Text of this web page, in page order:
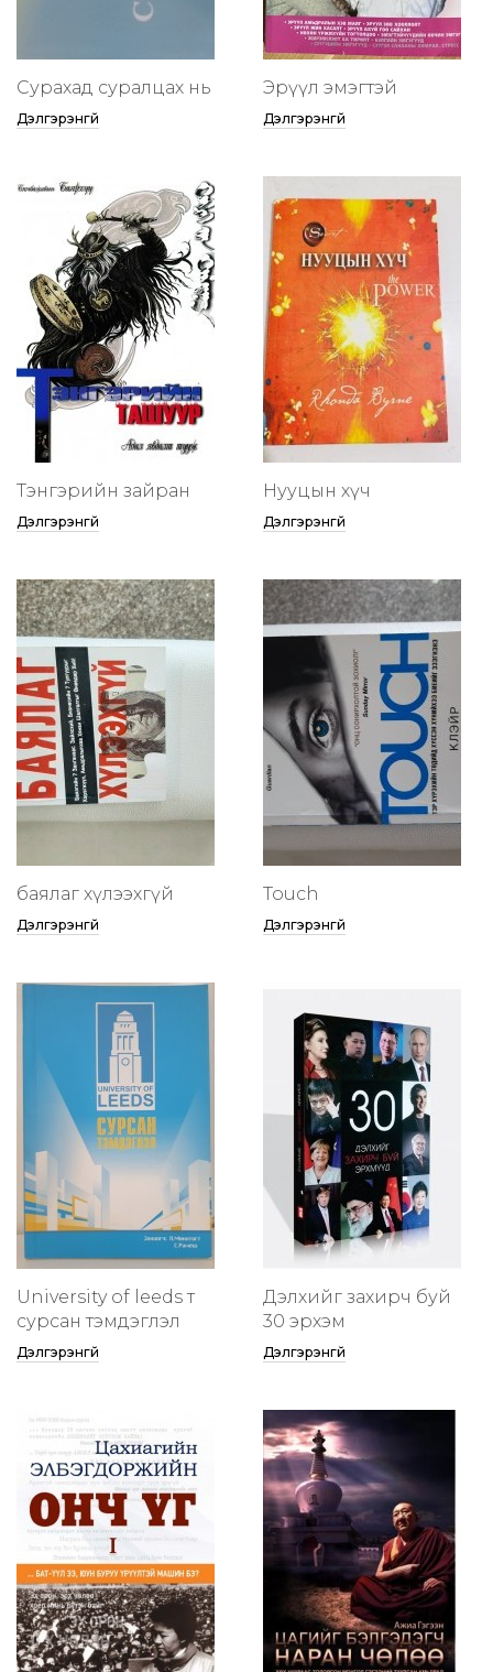
Сурахад суралцах нь
Дэлгэрэнгүй
Эрүүл эмэгтэй
Дэлгэрэнгүй
Тэнгэрийн зайран
Дэлгэрэнгүй
Нууцын хүч
Дэлгэрэнгүй
баялаг хүлээхгүй
Дэлгэрэнгүй
Touch
Дэлгэрэнгүй
University of leeds т
сурсан тэмдэглэл
Дэлгэрэнгүй
Дэлхийг захирч буй
30 эрхэм
Дэлгэрэнгүй